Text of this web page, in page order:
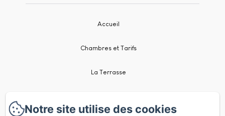
Accueil
Chambres et Tarifs
La Terrasse
Notre site utilise des cookies